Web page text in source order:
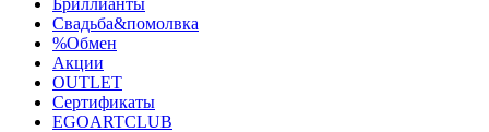
Бриллианты
Свадьба&помолвка
%Обмен
Акции
OUTLET
Сертификаты
EGOARTCLUB